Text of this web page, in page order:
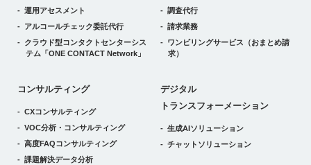
運用アセスメント
アルコールチェック委託代行
クラウド型コンタクトセンターシス
テム 「ONE CONTACT Network」
調査代行
請求業務
ワンビリングサービス （おまとめ請
求）
コンサルティング
CXコンサルティング
VOC分析・コンサルティング
高度FAQコンサルティング
課題解決データ分析
デジタルトランスフォーメーション
デジタル
トランスフォーメーション
生成AIソリューション
チャットソリューション